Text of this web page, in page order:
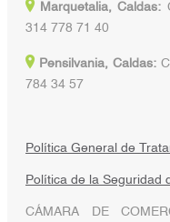
Marquetalia, Caldas:
314 778 71 40
Pensilvania, Caldas:
784 34 57
Política General de
Política de la Seguridad
CÁMARA DE